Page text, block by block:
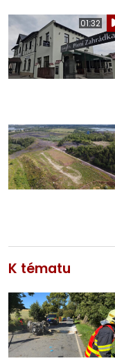
01:32
K tématu